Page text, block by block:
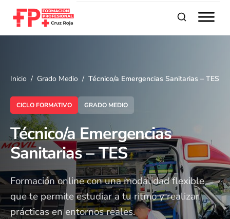
Buscar
Inicio Grado Medio Técnico/a Emergencias Sanitarias – TES
CICLO FORMATIVO GRADO MEDIO
Técnico/a Emergencias
Sanitarias – TES
Formación online con una modalidad flexible
que te permite estudiar a tu ritmo y realizar
prácticas en entornos reales.